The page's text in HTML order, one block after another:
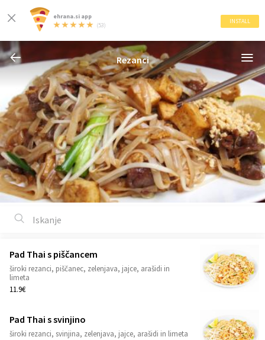
ehrana.si app
(53)
INSTALL
Rezanci
Pad Thai s piščancem
široki rezanci, piščanec, zelenjava, jajce, arašidi in
limeta
11.9€
Pad Thai s svinjino
široki rezanci, svinjina, zelenjava, jajce, arašidi in limeta